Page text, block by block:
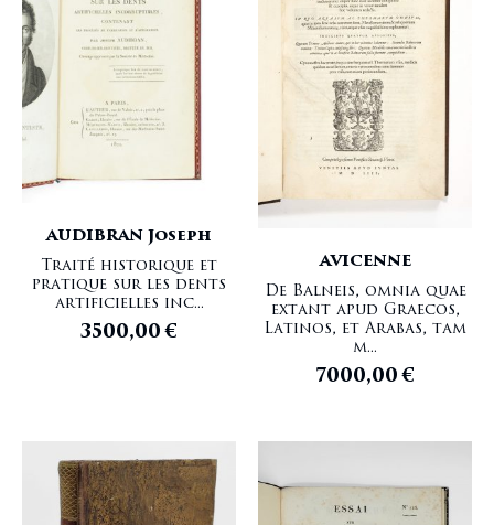
AUDIBRAN Joseph
Traité historique et
pratique sur les dents
artificielles inc...
3500,00€
AVICENNE
De Balneis, omnia quae
extant apud Graecos,
Latinos, et Arabas, tam
m...
7000,00€